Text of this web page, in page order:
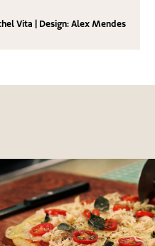
Vita | Design: Alex Mendes